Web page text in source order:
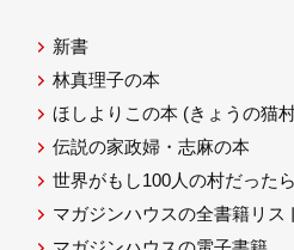
新書
林真理子の本
ほしよりこの本 (きょうの猫
伝説の家政婦・志麻の本
世界がもし100人の村だったら
マガジンハウスの全書籍リス